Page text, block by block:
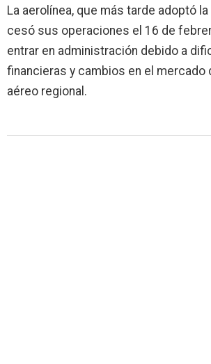
La aerolínea, que más tarde adoptó
cesó sus operaciones el 16 de
entrar en administración debido a
financieras y cambios en el mercado
aéreo regional.